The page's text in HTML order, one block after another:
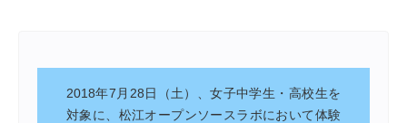
2018年7月28日（土）、女子中学生・高校生を
対象に、松江オープンソースラボにおいて体験